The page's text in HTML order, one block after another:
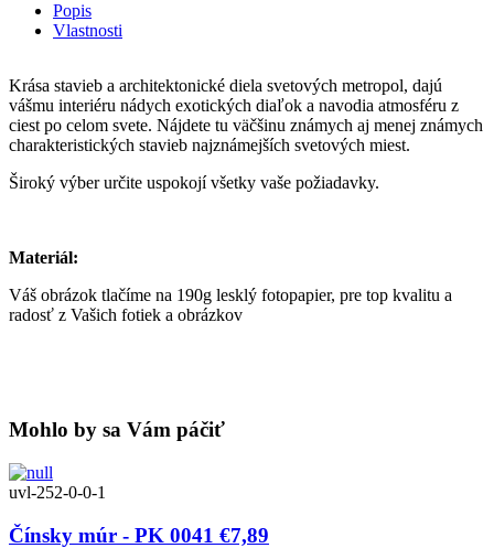
Popis
Vlastnosti
Krása stavieb a architektonické diela svetových metropol, dajú
vášmu interiéru nádych exotických diaľok a navodia atmosféru z
ciest po celom svete. Nájdete tu väčšinu známych aj menej známych
charakteristických stavieb najznámejších svetových miest.
Široký výber určite uspokojí všetky vaše požiadavky.
Materiál:
Váš obrázok tlačíme na 190g lesklý fotopapier, pre top kvalitu a
radosť z Vašich fotiek a obrázkov
Mohlo by sa Vám páčiť
uvl-252-0-0-1
Čínsky múr - PK 0041 €7,89